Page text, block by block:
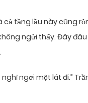
tầng lầu này cũng
ngửi thấy. Đây
ngơi một lát đi.”